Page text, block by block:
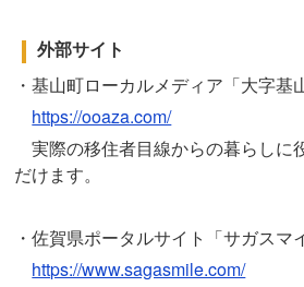
外部サイト
・基山町ローカルメディア「大字基
https://ooaza.com/
実際の移住者目線からの暮らしに
だけます。
・佐賀県ポータルサイト「サガスマ
https://www.sagasmile.com/